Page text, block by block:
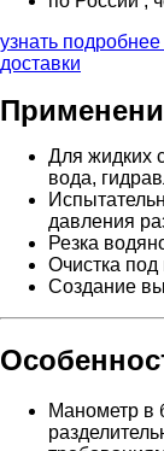
узнать
доставки
Для жидких
вода,
давления
Резка
Очистка
Создание
Манометр в